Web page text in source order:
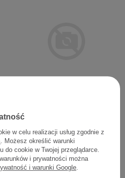
0,04 zł / szt.
w celu realizacji usług zgodnie z
. Możesz określić warunki
do cookie w Twojej przeglądarce.
i prywatności można
i warunki Google.